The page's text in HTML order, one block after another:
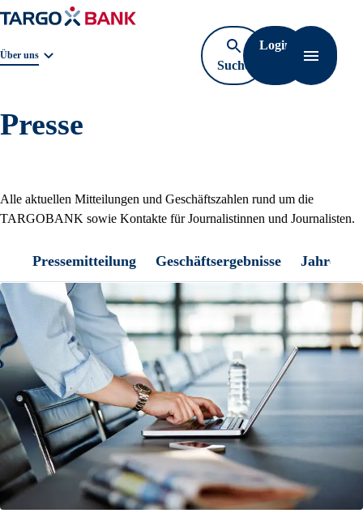
Geschäftsbereichnavigation. Aktuelle Auswahl:
Über uns
Suche
öffnen
Login
Presse
Alle aktuellen Mitteilungen und Geschäftszahlen rund um die
TARGOBANK sowie Kontakte für Journalistinnen und Journalisten.
Pressemitteilung Geschäftsergebnisse